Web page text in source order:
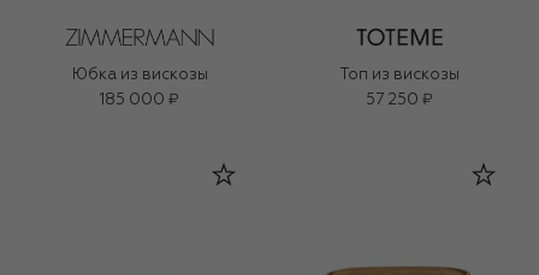
Юбка из вискозы
185 000 ₽
Топ из вискозы
57 250 ₽